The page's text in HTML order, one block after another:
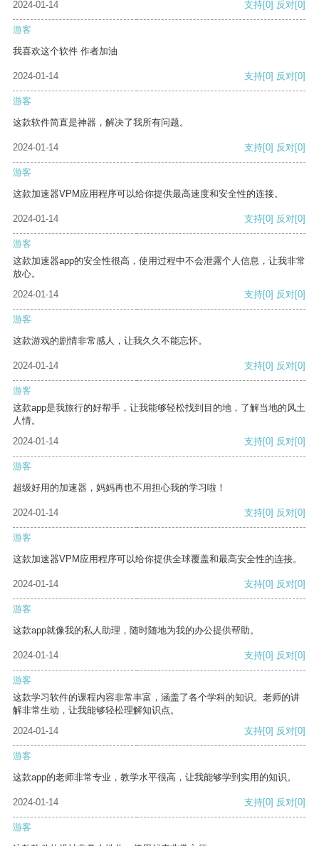
2024-01-14 支持[0] 反对[0]
游客
我喜欢这个软件 作者加油
2024-01-14 支持[0] 反对[0]
游客
这款软件简直是神器，解决了我所有问题。
2024-01-14 支持[0] 反对[0]
游客
这款加速器VPM应用程序可以给你提供最高速度和安全性的连接。
2024-01-14 支持[0] 反对[0]
游客
这款加速器app的安全性很高，使用过程中不会泄露个人信息，让我非常
放心。
2024-01-14
支持[0] 反对[0]
游客
这款游戏的剧情非常感人，让我久久不能忘怀。
2024-01-14 支持[0] 反对[0]
游客
这款app是我旅行的好帮手，让我能够轻松找到目的地，了解当地的风土
人情。
2024-01-14
支持[0] 反对[0]
游客
超级好用的加速器，妈妈再也不用担心我的学习啦！
2024-01-14 支持[0] 反对[0]
游客
这款加速器VPM应用程序可以给你提供全球覆盖和最高安全性的连接。
2024-01-14 支持[0] 反对[0]
游客
这款app就像我的私人助理，随时随地为我的办公提供帮助。
2024-01-14 支持[0] 反对[0]
游客
这款学习软件的课程内容非常丰富，涵盖了各个学科的知识。老师的讲
解非常生动，让我能够轻松理解知识点。
2024-01-14
支持[0] 反对[0]
游客
这款app的老师非常专业，教学水平很高，让我能够学到实用的知识。
2024-01-14 支持[0] 反对[0]
游客